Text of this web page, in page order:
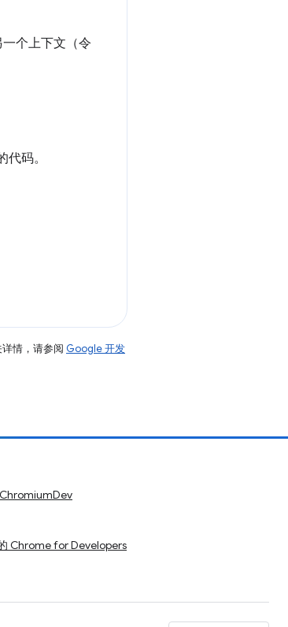
个上下文（令
码。
情，请参阅 Google 开发
Chrome for Developers